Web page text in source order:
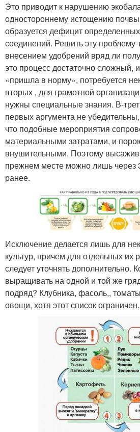
Это приводит к нарушению
одностороннему истощению
образуется дефицит
соединений. Решить эту проблему
внесением удобрений вряд ли
это процесс достаточно сложный,
«пришла в норму», потребуется
вторых , для грамотной
нужны специальные знания. В-
первых аргумента не убедительны,
что подобные мероприятия
материальными затратами, и
внушительными. Поэтому
прежнем месте можно лишь через
ранее.
Исключение делается лишь для
культур, причем для отдельных их
следует уточнять дополнительно.
выращивать на одной и той же
подряд? Клубника, фасоль,,
овощи, хотя этот список ограничен.